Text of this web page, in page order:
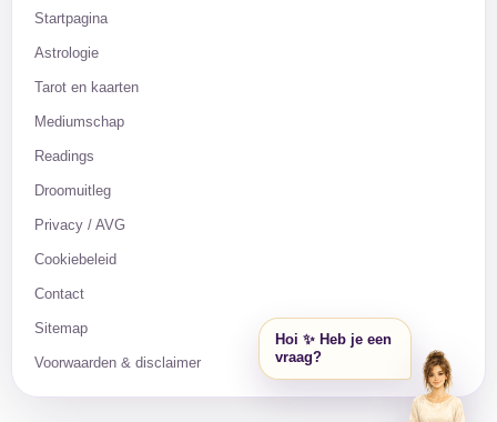
Startpagina
Astrologie
Tarot en kaarten
Mediumschap
Readings
Droomuitleg
Privacy / AVG
Cookiebeleid
Contact
Sitemap
Voorwaarden & disclaimer
Hoi ✨ Heb je een
vraag?